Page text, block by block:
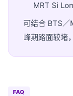
MRT Si
可结合 BTS／
峰期路面较堵
FAQ